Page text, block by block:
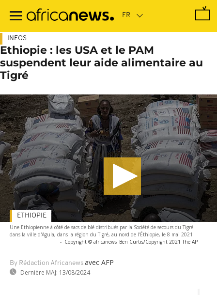
contenu
INFOS
Ethiopie : les USA et le PAM
suspendent leur aide alimentaire au
Tigré
Une Ethiopienne à côté de sacs de blé distribués par la Société de secours du Tigré
dans la ville d'Agula, dans la région du Tigré, au nord de l'Éthiopie, le 8 mai 2021
- Copyright © africanews Ben Curtis/Copyright 2021 The AP
By Rédaction Africanews avec AFP
Dernière MAJ: 13/08/2024
ETHIOPIE